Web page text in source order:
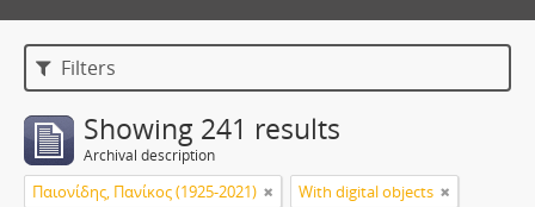
Filters
Showing 241 results
Archival description
Παιονίδης, Πανίκος (1925-2021) With digital objects